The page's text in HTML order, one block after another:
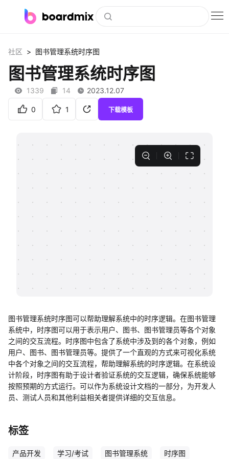
社区资源
下载
客户案例
支持
帮助中心
社区 > 图书管理系统时序图
图书管理系统时序图
1339 14 2023.12.07
0 1 下载模板
图书管理系统时序图可以帮助理解系统中的时序逻辑。在图书管理
系统中，时序图可以用于表示用户、图书、图书管理员等各个对象
之间的交互流程。时序图中包含了系统中涉及到的各个对象，例如
用户、图书、图书管理员等。提供了一个直观的方式来可视化系统
中各个对象之间的交互流程，帮助理解系统的时序逻辑。在系统设
计阶段，时序图有助于设计者验证系统的交互逻辑，确保系统能够
按照预期的方式运行。可以作为系统设计文档的一部分，为开发人
员、测试人员和其他利益相关者提供详细的交互信息。
标签
产品开发 学习/考试 图书管理系统 时序图